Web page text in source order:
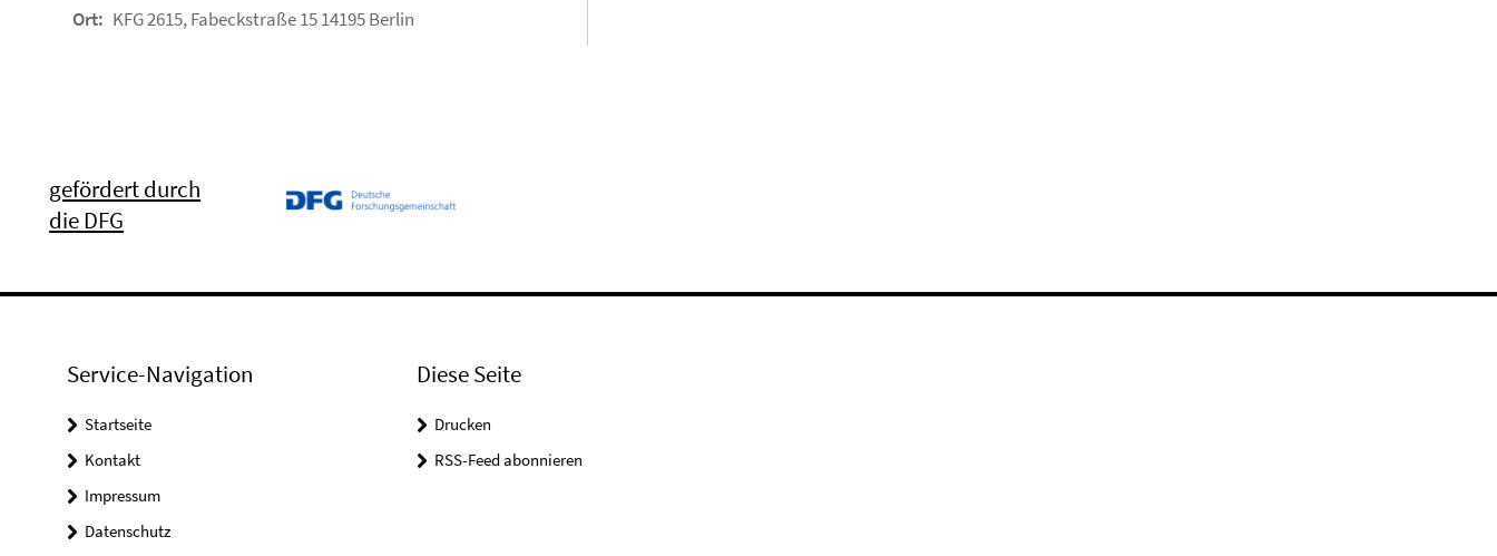
Ort: KFG 2615, Fabeckstraße 15 14195 Berlin
gefördert durch
die DFG
Service-Navigation
Startseite
Kontakt
Impressum
Datenschutz
Diese Seite
Drucken
RSS-Feed abonnieren